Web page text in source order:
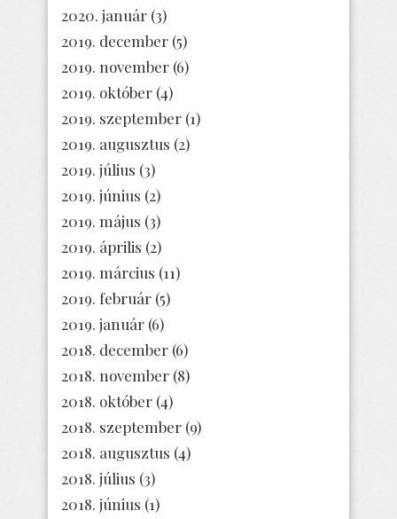
2020. január (3)
2019. december (5)
2019. november (6)
2019. október (4)
2019. szeptember (1)
2019. augusztus (2)
2019. július (3)
2019. június (2)
2019. május (3)
2019. április (2)
2019. március (11)
2019. február (5)
2019. január (6)
2018. december (6)
2018. november (8)
2018. október (4)
2018. szeptember (9)
2018. augusztus (4)
2018. július (3)
2018. június (1)